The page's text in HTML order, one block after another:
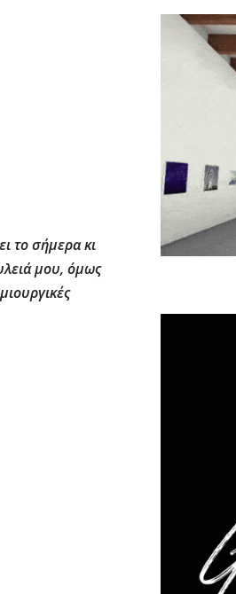
το σήμερα κι
μου, όμως